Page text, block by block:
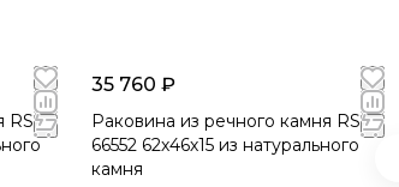
RS-
35 760 ₽
Раковина из речного камня RS-
66552 62х46х15 из натурального
камня